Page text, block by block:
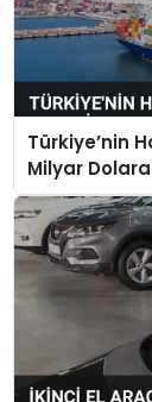
Türkiye’nin
Milyar Dolara